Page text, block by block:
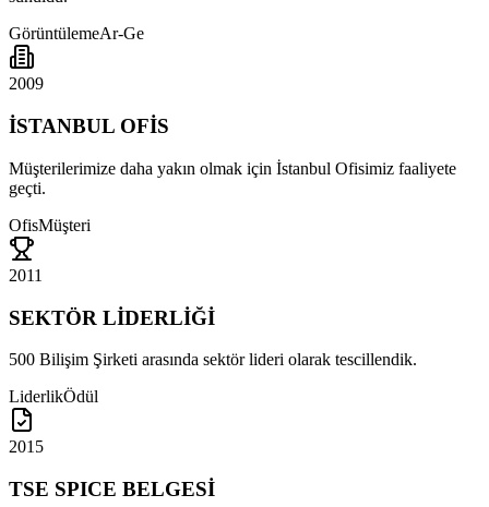
GörüntülemeAr-Ge
2009
İSTANBUL OFİS
Müşterilerimize daha yakın olmak için İstanbul Ofisimiz faaliyete
geçti.
OfisMüşteri
2011
SEKTÖR LİDERLİĞİ
500 Bilişim Şirketi arasında sektör lideri olarak tescillendik.
LiderlikÖdül
2015
TSE SPICE BELGESİ